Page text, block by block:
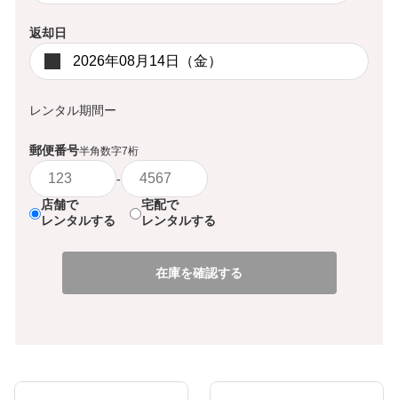
返却日
レンタル期間ー
郵便番号半角数字7桁
-
店舗で
レンタルする
宅配で
レンタルする
在庫を確認する